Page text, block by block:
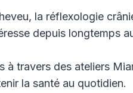
la réflexologie
depuis longtemps
à travers des ateliers
la santé au quotidien.